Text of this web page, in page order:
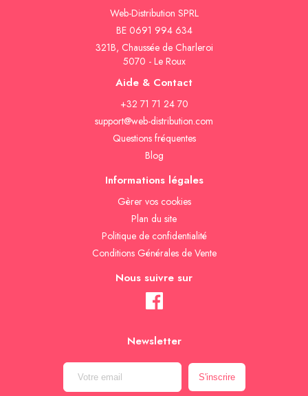
Web-Distribution SPRL
BE 0691 994 634
321B, Chaussée de Charleroi
5070 - Le Roux
Aide & Contact
+32 71 71 24 70
support@web-distribution.com
Questions fréquentes
Blog
Informations légales
Gèrer vos cookies
Plan du site
Politique de confidentialité
Conditions Générales de Vente
Nous suivre sur
Newsletter